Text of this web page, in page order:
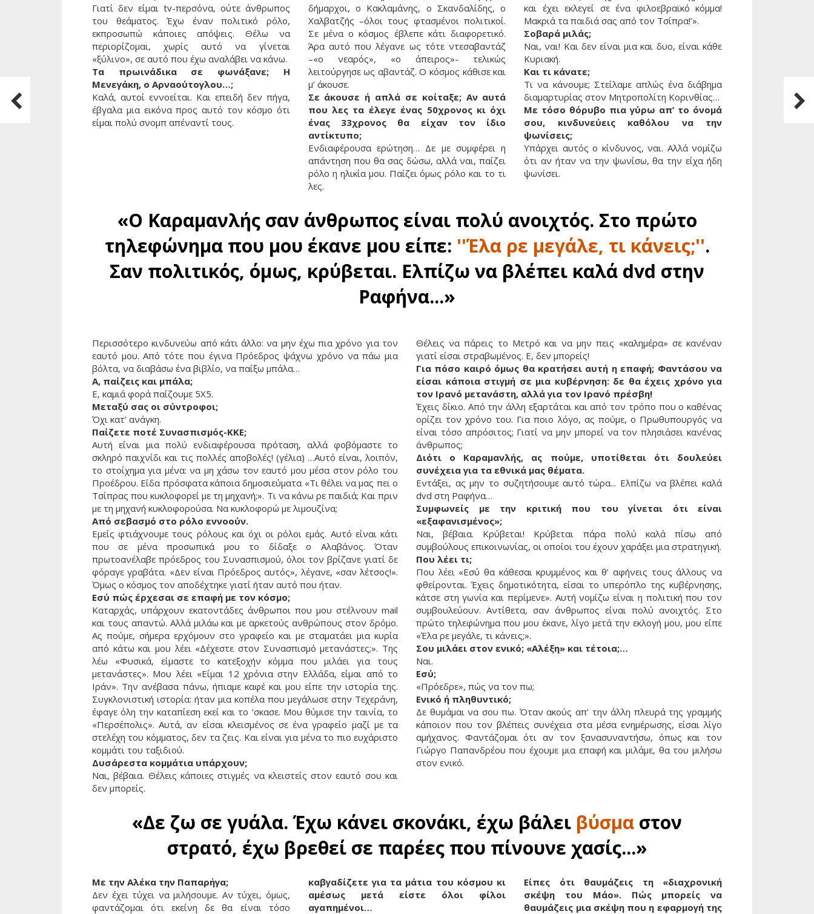
Γιατί δεν είμαι tv-περσόνα, ούτε άνθρωπος
του θεάματος. Έχω έναν πολιτικό ρόλο,
εκπροσωπώ κάποιες απόψεις. Θέλω να
περιορίζομαι, χωρίς αυτό να γίνεται
«ξύλινο», σε αυτό που έχω αναλάβει να κάνω.
Τα πρωινάδικα σε φωνάξανε; Η
Μενεγάκη, ο Αρναούτογλου…;
Καλά, αυτοί εννοείται. Και επειδή δεν πήγα,
έβγαλα μια εικόνα προς αυτό τον κόσμο ότι
είμαι πολύ σνομπ απέναντί τους.
δήμαρχοι, ο Κακλαμάνης, ο Σκανδαλίδης, ο
Χαλβατζής –όλοι τους φτασμένοι πολιτικοί.
Σε μένα ο κόσμος έβλεπε κάτι διαφορετικό.
Άρα αυτό που λέγανε ως τότε ντεσαβαντάζ
–«ο νεαρός», «ο άπειρος»- τελικώς
λειτούργησε ως αβαντάζ. Ο κόσμος κάθισε και
μ’ άκουσε.
Σε άκουσε ή απλά σε κοίταξε; Αν αυτά
που λες τα έλεγε ένας 50χρονος κι όχι
ένας 33χρονος θα είχαν τον ίδιο
αντίκτυπο;
Ενδιαφέρουσα ερώτηση… Δε με συμφέρει η
απάντηση που θα σας δώσω, αλλά ναι, παίζει
ρόλο η ηλικία μου. Παίζει όμως ρόλο και το τι
λες.
και έχει εκλεγεί σε ένα φιλοεβραϊκό κόμμα!
Μακριά τα παιδιά σας από τον Τσίπρα!’».
Σοβαρά μιλάς;
Ναι, ναι! Και δεν είναι μια και δυο, είναι κάθε
Κυριακή.
Και τι κάνατε;
Τι να κάνουμε; Στείλαμε απλώς ένα διάβημα
διαμαρτυρίας στον Μητροπολίτη Κορινθίας…
Με τόσο θόρυβο πια γύρω απ’ το όνομά
σου, κινδυνεύεις καθόλου να την
ψωνίσεις;
Υπάρχει αυτός ο κίνδυνος, ναι. Αλλά νομίζω
ότι αν ήταν να την ψωνίσω, θα την είχα ήδη
ψωνίσει.
«Ο Καραμανλής σαν άνθρωπος είναι πολύ ανοιχτός. Στο πρώτο
τηλεφώνημα που μου έκανε μου είπε: ''Έλα ρε μεγάλε, τι κάνεις;''.
Σαν πολιτικός, όμως, κρύβεται. Ελπίζω να βλέπει καλά dvd στην
Ραφήνα...»
Περισσότερο κινδυνεύω από κάτι άλλο: να μην έχω πια χρόνο για τον
εαυτό μου. Από τότε που έγινα Πρόεδρος ψάχνω χρόνο να πάω μια
βόλτα, να διαβάσω ένα βιβλίο, να παίξω μπάλα…
Α, παίζεις και μπάλα;
Ε, καμιά φορά παίζουμε 5Χ5.
Μεταξύ σας οι σύντροφοι;
Όχι κατ’ ανάγκη.
Παίζετε ποτέ Συνασπισμός-ΚΚΕ;
Αυτή είναι μια πολύ ενδιαφέρουσα πρόταση, αλλά φοβόμαστε το
σκληρό παιχνίδι και τις πολλές αποβολές! (γέλια) …Αυτό είναι, λοιπόν,
το στοίχημα για μένα: να μη χάσω τον εαυτό μου μέσα στον ρόλο του
Προέδρου. Είδα πρόσφατα κάποια δημοσιεύματα «Τι θέλει να μας πει ο
Τσίπρας που κυκλοφορεί με τη μηχανή;». Τι να κάνω ρε παιδιά; Και πριν
με τη μηχανή κυκλοφορούσα. Να κυκλοφορώ με λιμουζίνα;
Από σεβασμό στο ρόλο εννοούν.
Εμείς φτιάχνουμε τους ρόλους και όχι οι ρόλοι εμάς. Αυτό είναι κάτι
που σε μένα προσωπικά μου το δίδαξε ο Αλαβάνος. Όταν
πρωτοανέλαβε πρόεδρος του Συνασπισμού, όλοι τον βρίζανε γιατί δε
φόραγε γραβάτα. «Δεν είναι Πρόεδρος αυτός», λέγανε, «σαν λέτσος!».
Όμως ο κόσμος τον αποδέχτηκε γιατί ήταν αυτό που ήταν.
Εσύ πώς έρχεσαι σε επαφή με τον κόσμο;
Καταρχάς, υπάρχουν εκατοντάδες άνθρωποι που μου στέλνουν mail
και τους απαντώ. Αλλά μιλάω και με αρκετούς ανθρώπους στον δρόμο.
Ας πούμε, σήμερα ερχόμουν στο γραφείο και με σταματάει μια κυρία
από κάτω και μου λέει «Δέχεστε στον Συνασπισμό μετανάστες;». Της
λέω «Φυσικά, είμαστε το κατεξοχήν κόμμα που μιλάει για τους
μετανάστες». Μου λέει «Είμαι 12 χρόνια στην Ελλάδα, είμαι από το
Ιράν». Την ανέβασα πάνω, ήπιαμε καφέ και μου είπε την ιστορία της.
Συγκλονιστική ιστορία: ήταν μια κοπέλα που μεγάλωσε στην Τεχεράνη,
έφαγε όλη την καταπίεση εκεί και το ‘σκασε. Μου θύμισε την ταινία, το
«Περσέπολις». Αυτά, αν είσαι κλεισμένος σε ένα γραφείο μαζί με τα
στελέχη του κόμματος, δεν τα ζεις. Και είναι για μένα το πιο ευχάριστο
κομμάτι του ταξιδιού.
Δυσάρεστα κομμάτια υπάρχουν;
Ναι, βέβαια. Θέλεις κάποιες στιγμές να κλειστείς στον εαυτό σου και
δεν μπορείς.
Θέλεις να πάρεις το Μετρό και να μην πεις «καλημέρα» σε κανέναν
γιατί είσαι στραβωμένος. Ε, δεν μπορείς!
Για πόσο καιρό όμως θα κρατήσει αυτή η επαφή; Φαντάσου να
είσαι κάποια στιγμή σε μια κυβέρνηση: δε θα έχεις χρόνο για
τον Ιρανό μετανάστη, αλλά για τον Ιρανό πρέσβη!
Έχεις δίκιο. Από την άλλη εξαρτάται και από τον τρόπο που ο καθένας
ορίζει τον χρόνο του. Για ποιο λόγο, ας πούμε, ο Πρωθυπουργός να
είναι τόσο απρόσιτος; Γιατί να μην μπορεί να τον πλησιάσει κανένας
άνθρωπος;
Διότι ο Καραμανλής, ας πούμε, υποτίθεται ότι δουλεύει
συνέχεια για τα εθνικά μας θέματα.
Εντάξει, ας μην το συζητήσουμε αυτό τώρα... Ελπίζω να βλέπει καλά
dvd στη Ραφήνα…
Συμφωνείς με την κριτική που του γίνεται ότι είναι
«εξαφανισμένος»;
Ναι, βέβαια. Κρύβεται! Κρύβεται πάρα πολύ καλά πίσω από
συμβούλους επικοινωνίας, οι οποίοι του έχουν χαράξει μια στρατηγική.
Που λέει τι;
Που λέει «Εσύ θα κάθεσαι κρυμμένος και θ’ αφήνεις τους άλλους να
φθείρονται. Έχεις δημοτικότητα, είσαι το υπερόπλο της κυβέρνησης,
κάτσε στη γωνία και περίμενε». Αυτή νομίζω είναι η πολιτική που τον
συμβουλεύουν. Αντίθετα, σαν άνθρωπος είναι πολύ ανοιχτός. Στο
πρώτο τηλεφώνημα που μου έκανε, λίγο μετά την εκλογή μου, μου είπε
«Έλα ρε μεγάλε, τι κάνεις;».
Σου μιλάει στον ενικό; «Αλέξη» και τέτοια;…
Ναι.
Εσύ;
«Πρόεδρε», πώς να τον πω;
Ενικό ή πληθυντικό;
Δε θυμάμαι να σου πω. Όταν ακούς απ’ την άλλη πλευρά της γραμμής
κάποιον που τον βλέπεις συνέχεια στα μέσα ενημέρωσης, είσαι λίγο
αμήχανος. Φαντάζομαι ότι αν τον ξανασυναντήσω, όπως και τον
Γιώργο Παπανδρέου που έχουμε μια επαφή και μιλάμε, θα του μιλήσω
στον ενικό.
«Δε ζω σε γυάλα. Έχω κάνει σκονάκι, έχω βάλει βύσμα στον
στρατό, έχω βρεθεί σε παρέες που πίνουνε χασίς...»
Με την Αλέκα την Παπαρήγα;
Δεν έχει τύχει να μιλήσουμε. Αν τύχει, όμως,
φαντάζομαι ότι εκείνη δε θα είναι τόσο
καβγαδίζετε για τα μάτια του κόσμου κι
αμέσως μετά είστε όλοι φίλοι
αγαπημένοι…
Είπες ότι θαυμάζεις τη «διαχρονική
σκέψη του Μάο». Πώς μπορείς να
θαυμάζεις μια σκέψη που η εφαρμογή της